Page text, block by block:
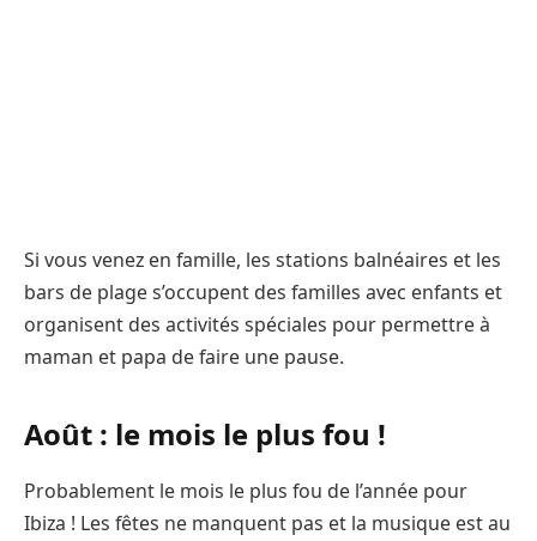
Si vous venez en famille, les stations balnéaires et les
bars de plage s’occupent des familles avec enfants et
organisent des activités spéciales pour permettre à
maman et papa de faire une pause.
Août : le mois le plus fou !
Probablement le mois le plus fou de l’année pour
Ibiza ! Les fêtes ne manquent pas et la musique est au